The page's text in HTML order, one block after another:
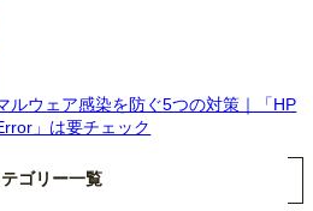
ルウェア感染を防ぐ5つの対策｜「HP
」は要チェック
ゴリー一覧